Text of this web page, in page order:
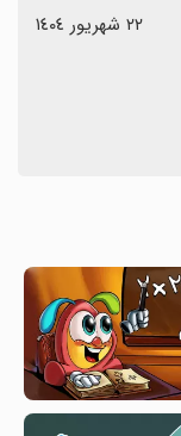
٢٢ شهریور ١٤٠٤